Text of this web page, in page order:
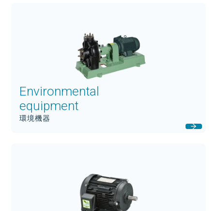
Environmental
equipment
環境機器